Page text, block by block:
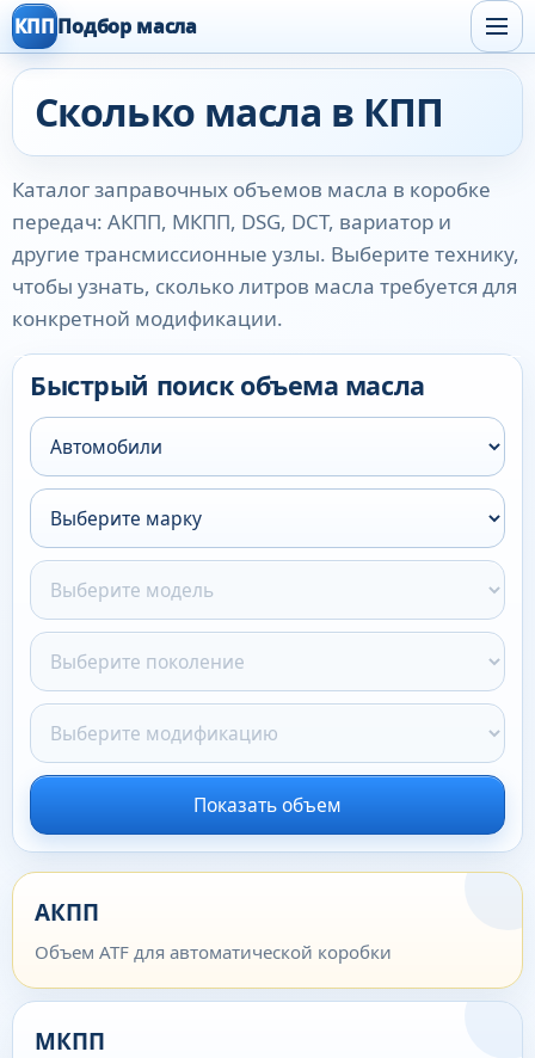
КПППодбор масла
Сколько масла в КПП
Каталог заправочных объемов масла в коробке
передач: АКПП, МКПП, DSG, DCT, вариатор и
другие трансмиссионные узлы. Выберите технику,
чтобы узнать, сколько литров масла требуется для
конкретной модификации.
Быстрый поиск объема масла
Показать объем
АКПП
Объем ATF для автоматической коробки
МКПП